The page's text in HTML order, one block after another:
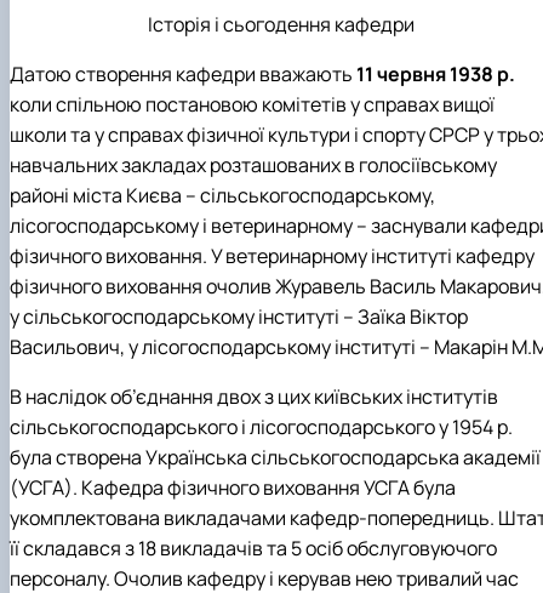
програм
техн…
Інформація про вибіркові компоненти
(дисципліни) ОПП Магістр "Автоматизація, ко…
Анкетування (ОПП Магістр "Автоматизація,
комп’ютерно-інтегровані технології та …
Буклет ОПП "Автоматизація, комп’ютерно-
інтегровані технології та робототехніка"
(дисципліни)
Анкетування
Вступ
Робототехнічні системи
Історія і сьогодення кафедри
Датою створення кафедри вважають 11 червня 1938 р.
коли спільною постановою комітетів у справах вищої
школи та у справах фізичної культури і спорту СРСР у
навчальних закладах розташованих в голосіївському
районі міста Києва – сільськогосподарському,
лісогосподарському і ветеринарному – заснували
фізичного виховання. У ветеринарному інституті кафедру
фізичного виховання очолив Журавель Василь
у сільськогосподарському інституті – Заїка Віктор
Васильович, у лісогосподарському інституті – Макарін
В наслідок об’єднання двох з цих київських інститутів
сільськогосподарського і лісогосподарського у 1954 р.
була створена Українська сільськогосподарська академії
(УСГА). Кафедра фізичного виховання УСГА була
укомплектована викладачами кафедр-попередниць.
її складався з 18 викладачів та 5 осіб обслуговуючого
персоналу. Очолив кафедру і керував нею тривалий час